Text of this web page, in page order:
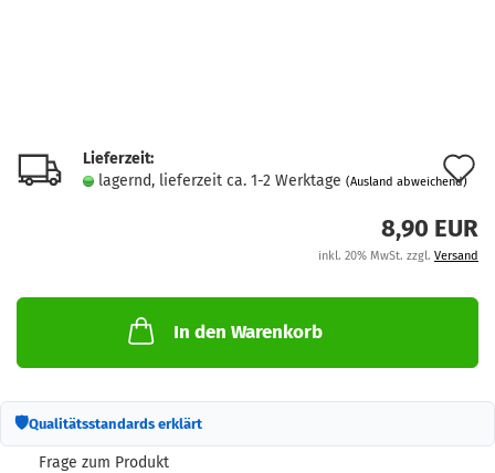
Lieferzeit:
lagernd, lieferzeit ca. 1-2 Werktage (Ausland abweichend)
8,90 EUR
inkl. 20% MwSt. zzgl. Versand
In den Warenkorb
🛡Qualitätsstandards erklärt
Frage zum Produkt